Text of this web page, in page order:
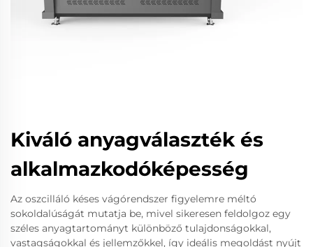
Kiváló anyagválaszték és
alkalmazkodóképesség
Az oszcilláló késes vágórendszer figyelemre méltó
sokoldalúságát mutatja be, mivel sikeresen feldolgoz egy
széles anyagtartományt különböző tulajdonságokkal,
vastagságokkal és jellemzőkkel, így ideális megoldást nyújt